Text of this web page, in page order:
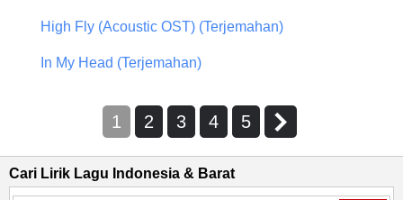
High Fly (Acoustic OST) (Terjemahan)
In My Head (Terjemahan)
1 2 3 4 5
Cari Lirik Lagu Indonesia & Barat